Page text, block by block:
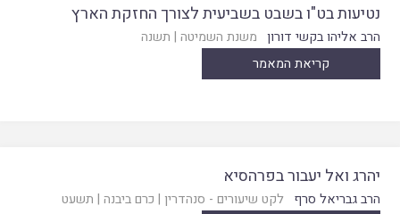
נטיעות בט"ו בשבט בשביעית לצורך החזקת הארץ
הרב אליהו בקשי דורון משנת השמיטה | תשנה
קריאת המאמר
יהרג ואל יעבור בפרהסיא
הרב גבריאל סרף לקט שיעורים - סנהדרין | כרם ביבנה | תשעט